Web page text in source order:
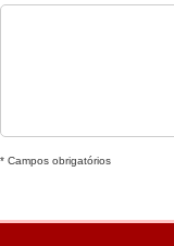
* Campos obrigatórios